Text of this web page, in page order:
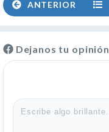
ANTERIOR
Dejanos tu opinión